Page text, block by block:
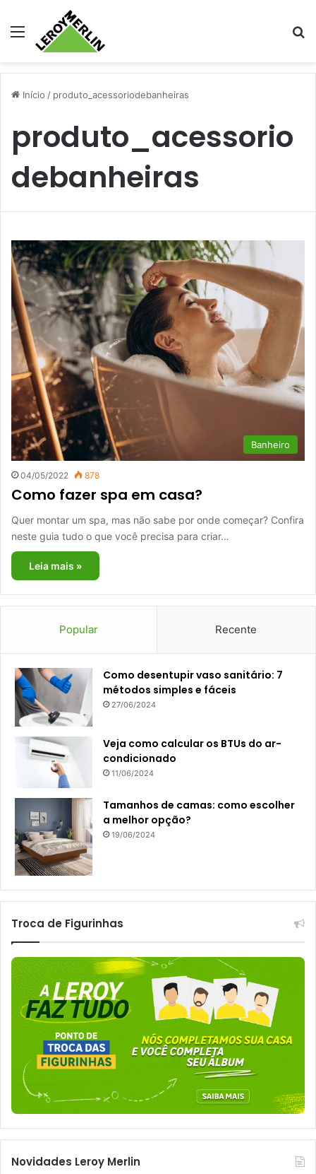
Menu
Início / produto_acessoriodebanheiras
produto_acessorio
debanheiras
Banheiro
04/05/2022 878
Como fazer spa em casa?
Quer montar um spa, mas não sabe por onde começar? Confira
neste guia tudo o que você precisa para criar…
Leia mais »
Popular Recente
Como desentupir vaso sanitário: 7
métodos simples e fáceis
27/06/2024
Veja como calcular os BTUs do ar-
condicionado
11/06/2024
Tamanhos de camas: como escolher
a melhor opção?
19/06/2024
Troca de Figurinhas
Novidades Leroy Merlin